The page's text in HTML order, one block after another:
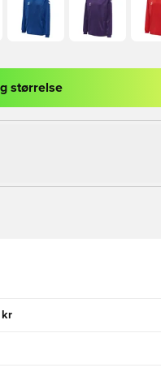
tilmelde dig som
størrelse
kr